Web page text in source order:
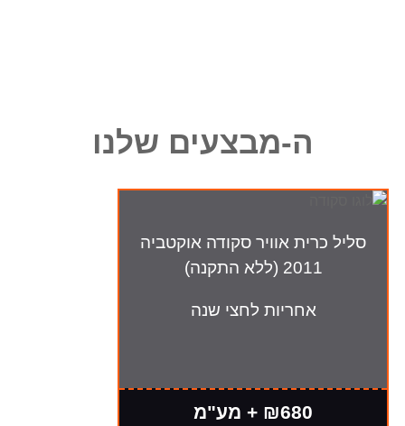
ה-מבצעים שלנו
סליל כרית אוויר סקודה אוקטביה
2011 (ללא התקנה)
אחריות לחצי שנה
₪680 + מע"מ